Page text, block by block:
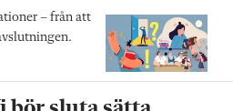
– från att